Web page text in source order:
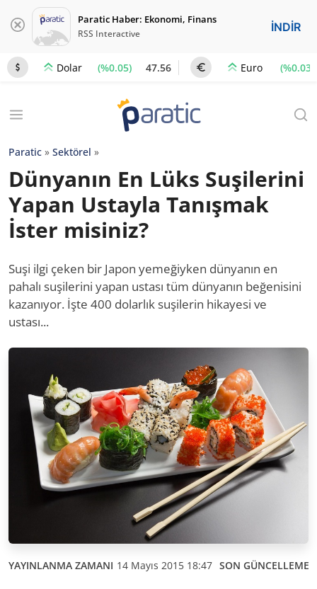
Paratic Haber: Ekonomi, Finans
RSS Interactive İNDİR
Dolar (%0.05) 47.56 Euro (%0.03)
Paratic » Sektörel »
Dünyanın En Lüks Suşilerini
Yapan Ustayla Tanışmak
İster misiniz?
Suşi ilgi çeken bir Japon yemeğiyken dünyanın en
pahalı suşilerini yapan ustası tüm dünyanın beğenisini
kazanıyor. İşte 400 dolarlık suşilerin hikayesi ve
ustası...
YAYINLANMA ZAMANI 14 Mayıs 2015 18:47 SON GÜNCELLEME